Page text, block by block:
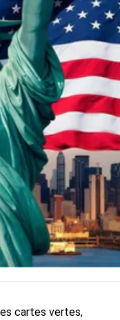
cartes vertes,